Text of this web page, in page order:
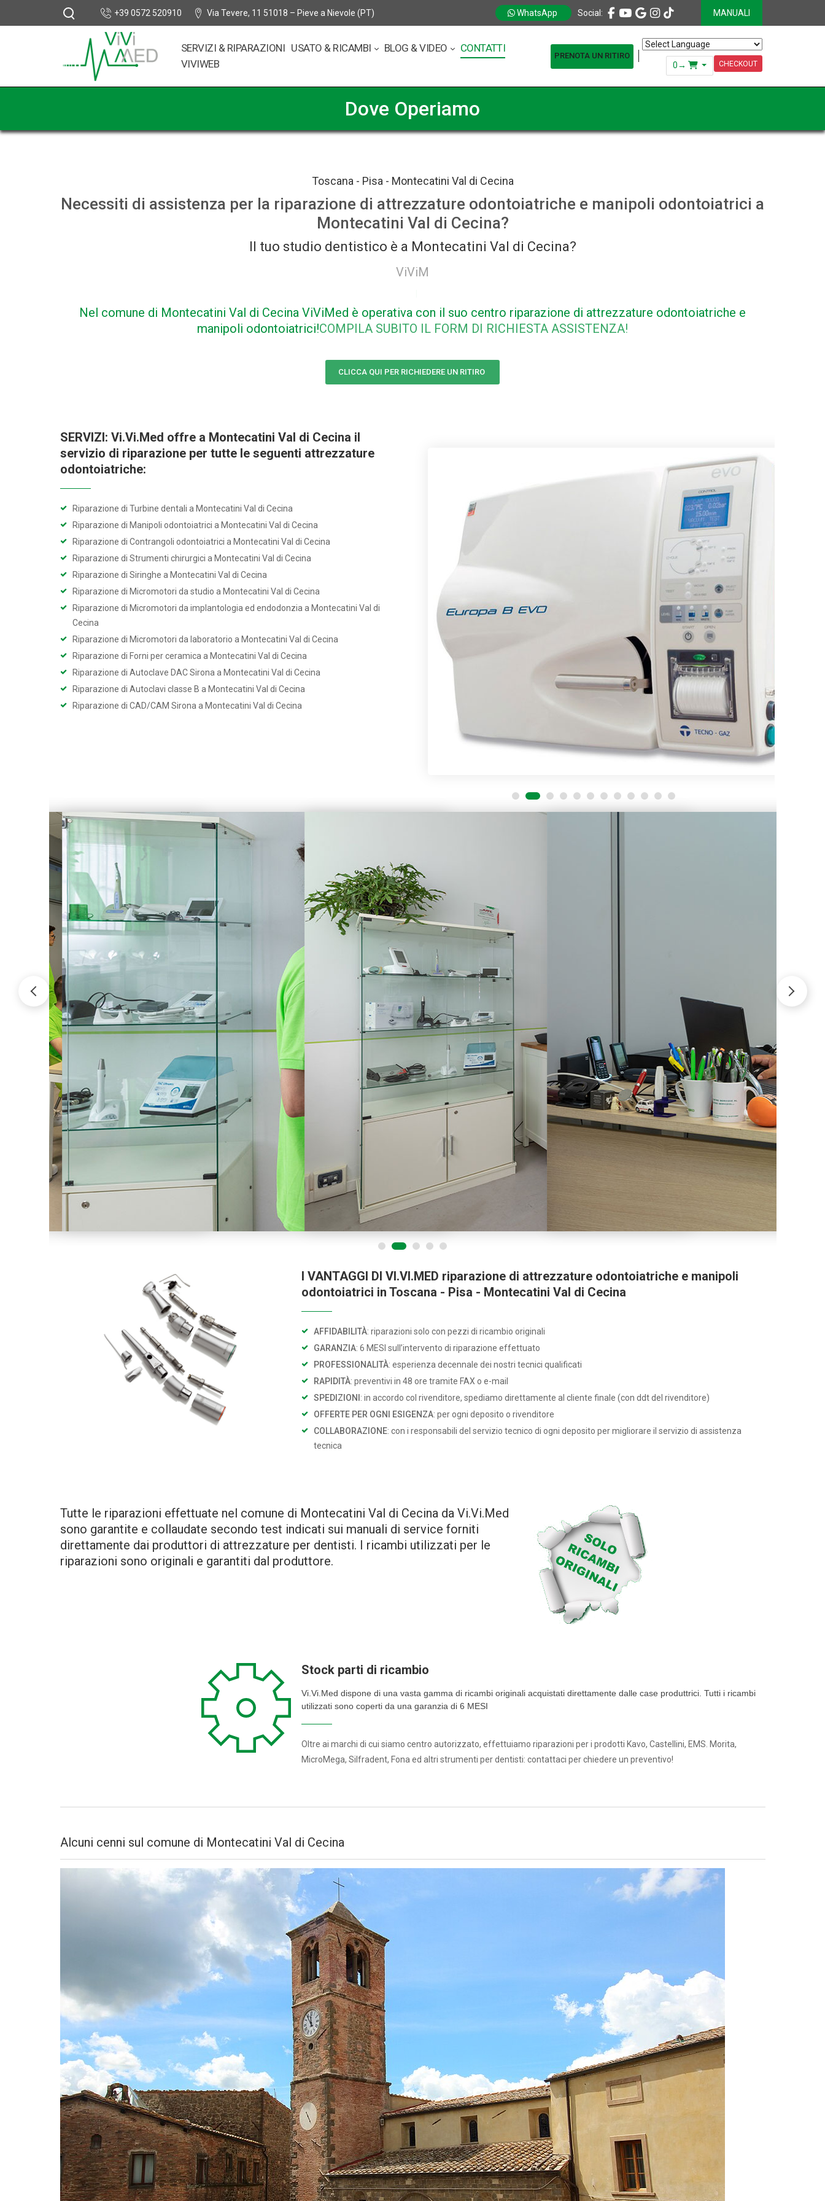
+39 0572 520910 Via Tevere, 11 51018 – Pieve a Nievole (PT) WhatsApp Social: MANUALI
SERVIZI & RIPARAZIONI USATO & RICAMBI BLOG & VIDEO
CONTATTI
VIVIWEB
PRENOTA UN RITIRO Powered by Translate
0→ CHECKOUT
Dove Operiamo
Toscana - Pisa - Montecatini Val di Cecina
Necessiti di assistenza per la riparazione di attrezzature odontoiatriche e manipoli odontoiatrici a
Montecatini Val di Cecina?
Il tuo studio dentistico è a Montecatini Val di Cecina?
ViViMed è operativa
Nel comune di Montecatini Val di Cecina ViViMed è operativa con il suo centro riparazione di attrezzature odontoiatriche e
manipoli odontoiatrici!COMPILA SUBITO IL FORM DI RICHIESTA ASSISTENZA!
CLICCA QUI PER RICHIEDERE UN RITIRO
SERVIZI: Vi.Vi.Med offre a Montecatini Val di Cecina il
servizio di riparazione per tutte le seguenti attrezzature
odontoiatriche:
Riparazione di Turbine dentali a Montecatini Val di Cecina
Riparazione di Manipoli odontoiatrici a Montecatini Val di Cecina
Riparazione di Contrangoli odontoiatrici a Montecatini Val di Cecina
Riparazione di Strumenti chirurgici a Montecatini Val di Cecina
Riparazione di Siringhe a Montecatini Val di Cecina
Riparazione di Micromotori da studio a Montecatini Val di Cecina
Riparazione di Micromotori da implantologia ed endodonzia a Montecatini Val di
Cecina
Riparazione di Micromotori da laboratorio a Montecatini Val di Cecina
Riparazione di Forni per ceramica a Montecatini Val di Cecina
Riparazione di Autoclave DAC Sirona a Montecatini Val di Cecina
Riparazione di Autoclavi classe B a Montecatini Val di Cecina
Riparazione di CAD/CAM Sirona a Montecatini Val di Cecina
I VANTAGGI DI VI.VI.MED riparazione di attrezzature odontoiatriche e manipoli
odontoiatrici in Toscana - Pisa - Montecatini Val di Cecina
AFFIDABILITÀ: riparazioni solo con pezzi di ricambio originali
GARANZIA: 6 MESI sull’intervento di riparazione effettuato
PROFESSIONALITÀ: esperienza decennale dei nostri tecnici qualificati
RAPIDITÀ: preventivi in 48 ore tramite FAX o e-mail
SPEDIZIONI : in accordo col rivenditore, spediamo direttamente al cliente finale (con ddt del rivenditore)
OFFERTE PER OGNI ESIGENZA: per ogni deposito o rivenditore
COLLABORAZIONE: con i responsabili del servizio tecnico di ogni deposito per migliorare il servizio di assistenza
tecnica
Tutte le riparazioni effettuate nel comune di Montecatini Val di Cecina da Vi.Vi.Med
sono garantite e collaudate secondo test indicati sui manuali di service forniti
direttamente dai produttori di attrezzature per dentisti. I ricambi utilizzati per le
riparazioni sono originali e garantiti dal produttore.
Stock parti di ricambio
Vi.Vi.Med dispone di una vasta gamma di ricambi originali acquistati direttamente dalle case produttrici. Tutti i ricambi
utilizzati sono coperti da una garanzia di 6 MESI
Oltre ai marchi di cui siamo centro autorizzato, effettuiamo riparazioni per i prodotti Kavo, Castellini, EMS. Morita,
MicroMega, Silfradent, Fona ed altri strumenti per dentisti: contattaci per chiedere un preventivo!
Alcuni cenni sul comune di Montecatini Val di Cecina